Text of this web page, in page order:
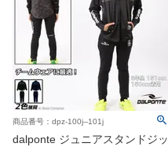
商品番号：dpz-100j--101j
dalponte ジュニアスタンドジッ